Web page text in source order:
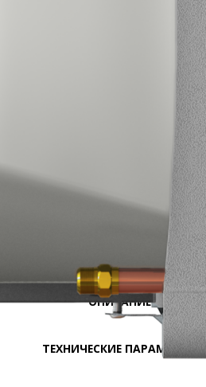
ОПИСАНИЕ
ТЕХНИЧЕСКИЕ ПАРАМЕТРЫ